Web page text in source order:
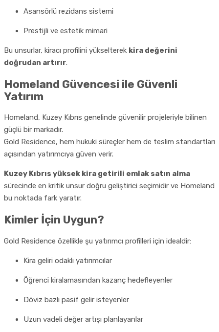
Asansörlü rezidans sistemi
Prestijli ve estetik mimari
Bu unsurlar, kiracı profilini yükselterek kira değerini
doğrudan artırır.
Homeland Güvencesi ile Güvenli
Yatırım
Homeland, Kuzey Kıbrıs genelinde güvenilir projeleriyle bilinen
güçlü bir markadır.
Gold Residence, hem hukuki süreçler hem de teslim standartları
açısından yatırımcıya güven verir.
Kuzey Kıbrıs yüksek kira getirili emlak satın alma
sürecinde en kritik unsur doğru geliştirici seçimidir ve Homeland
bu noktada fark yaratır.
Kimler İçin Uygun?
Gold Residence özellikle şu yatırımcı profilleri için idealdir:
Kira geliri odaklı yatırımcılar
Öğrenci kiralamasından kazanç hedefleyenler
Döviz bazlı pasif gelir isteyenler
Uzun vadeli değer artışı planlayanlar